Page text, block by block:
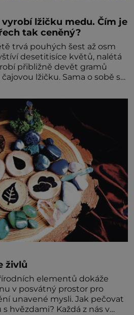
lžičku medu. Čím je
tak ceněný?
trvá pouhých šest až osm
desetitisíce květů, nalétá
přibližně devět gramů
lžičku. Sama o sobě se
svého včelstva,
organismů
živlů
elementů dokáže
v posvátný prostor pro
unavené mysli. Jak pečovat
hvězdami? Každá z nás v